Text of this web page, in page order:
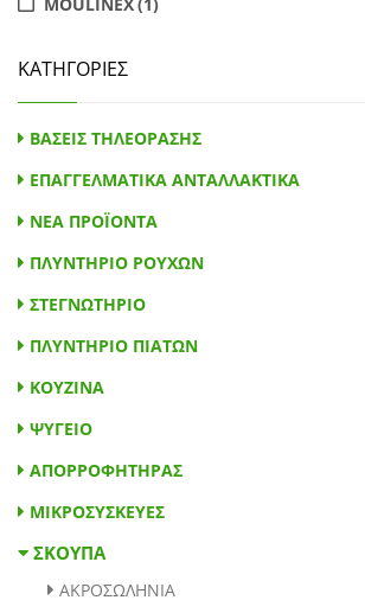
SIEMENS(3)
CANDY(2)
ZANUSSI(1)
BOSCH(4)
ΚΑΤΗΓΟΡΙΕΣ
ΒΑΣΕΙΣ ΤΗΛΕΟΡΑΣΗΣ
ΕΠΑΓΓΕΛΜΑΤΙΚΑ ΑΝΤΑΛΛΑΚΤΙΚΑ
ΝΕΑ ΠΡΟΪΟΝΤΑ
ΠΛΥΝΤΗΡΙΟ ΡΟΥΧΩΝ
ΣΤΕΓΝΩΤΗΡΙΟ
ΠΛΥΝΤΗΡΙΟ ΠΙΑΤΩΝ
ΚΟΥΖΙΝΑ
ΨΥΓΕΙΟ
ΑΠΟΡΡΟΦΗΤΗΡΑΣ
ΜΙΚΡΟΣΥΣΚΕΥΕΣ
ΑΚΡΟΣΩΛΗΝΙΑ